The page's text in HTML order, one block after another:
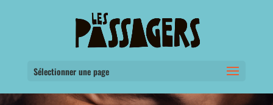
Sélectionner une page